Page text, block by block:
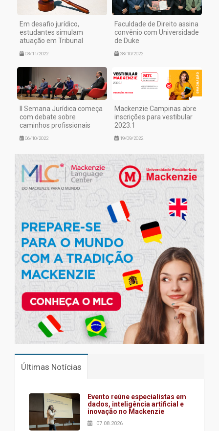
Em desafio jurídico,
estudantes simulam
atuação em Tribunal
03/11/2022
Faculdade de Direito assina
convênio com Universidade
de Duke
28/10/2022
II Semana Jurídica começa
com debate sobre
caminhos profissionais
06/10/2022
Mackenzie Campinas abre
inscrições para vestibular
2023.1
19/09/2022
Últimas Notícias
Evento reúne especialistas em
dados, inteligência artificial e
inovação no Mackenzie
07.08.2026